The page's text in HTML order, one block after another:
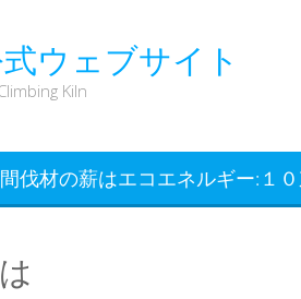
ウェブサイト
Kiln
間伐材の薪はエコエネルギー:１